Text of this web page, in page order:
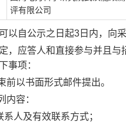
评有限公司
以自公示之日起3日内，向
，应答人和直接参与并且
事项：
前以书面形式邮件提出。
内容：
人及有效联系方式；